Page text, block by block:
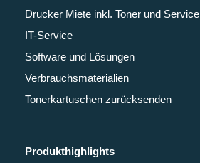
Drucker Miete inkl. Toner und Service
IT-Service
Software und Lösungen
Verbrauchsmaterialien
Tonerkartuschen zurücksenden
Produkthighlights